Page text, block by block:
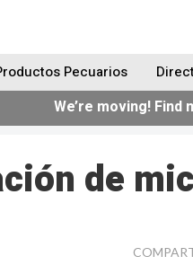
Pecuarios
We’re moving!
de